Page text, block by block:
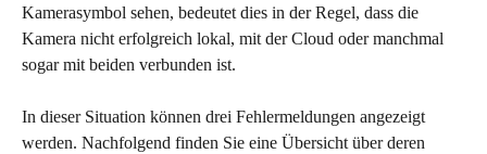
Kamerasymbol sehen, bedeutet dies in der Regel, dass die
Kamera nicht erfolgreich lokal, mit der Cloud oder manchmal
sogar mit beiden verbunden ist.
In dieser Situation können drei Fehlermeldungen angezeigt
werden. Nachfolgend finden Sie eine Übersicht über deren